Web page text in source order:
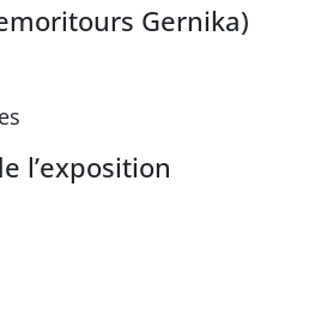
Gernika)
l’exposition